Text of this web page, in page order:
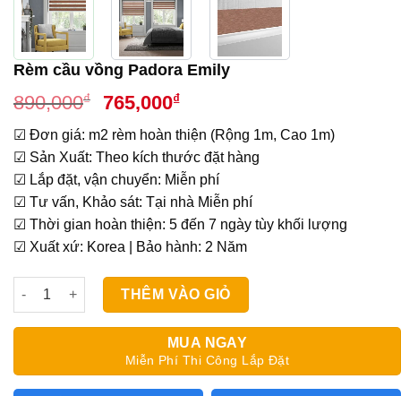
Rèm cầu vồng Padora Emily
890,000₫
Giá
gốc
là:
890,000₫.
765,000₫Giá
hiện
tại
là:
765,000₫.
☑ Đơn giá: m2 rèm hoàn thiện (Rộng 1m, Cao 1m)
☑ Sản Xuất: Theo kích thước đặt hàng
☑ Lắp đặt, vận chuyển: Miễn phí
☑ Tư vấn, Khảo sát: Tại nhà Miễn phí
☑ Thời gian hoàn thiện: 5 đến 7 ngày tùy khối lượng
☑ Xuất xứ: Korea | Bảo hành: 2 Năm
Rèm cầu vồng Padora Emily số lượng
THÊM VÀO GIỎ
MUA NGAY
Miễn Phí Thi Công Lắp Đặt